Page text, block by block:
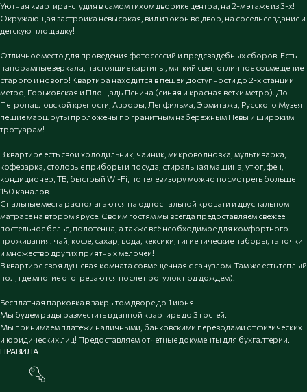
Уютная квартира-студия в самом тихом дворике центра, на 2-м этаже из 3-х!
Окружающая застройка невысокая, вид из окон во двор, на соседнее здание и
детскую площадку!
Отличное место для проведения фотосессий и предсвадебных сборов! Есть
панорамные зеркала, настоящие картины, мягкий свет, отличное совмещение
старого и нового! Квартира находится в пешей доступности до 2-х станций
метро, Горьковская и Площадь Ленина (синяя и красная ветки метро). До
Петропавловской крепости, Авроры, Ленфильма, Эрмитажа, Русского Музея
пешие маршруты проложены по гранитным набережным Невы и широким
тротуарам!
В квартире есть свои холодильник, чайник, микроволновка, мультиварка,
кофеварка, столовые приборы и посуда, стиральная машина, утюг, фен,
кондиционер, ТВ, быстрый Wi-Fi, по телевизору можно посмотреть больше
150 каналов.
Спальные места располагаются на односпальной кровати и двуспальном
матрасе на втором ярусе. Своим гостям мы всегда предоставляем свежее
постельное белье, полотенца, а также всё необходимое для комфортного
проживания: чай, кофе, сахар, вода, кексики, гигиенические наборы, тапочки
и множество других приятных мелочей!
В квартире своя душевая комната совмещенная с санузлом. Там же есть теплый
пол, где многие отогреваются после прогулок под дождем)!
Бесплатная парковка в закрытом дворе до 1 июня!
Мы будем рады разместить в данной квартире до 3 гостей.
Мы принимаем платежи наличными, банковскими переводами от физических
и юридических лиц! Предоставляем отчетные документы для бухгалтерии.
ПРАВИЛА